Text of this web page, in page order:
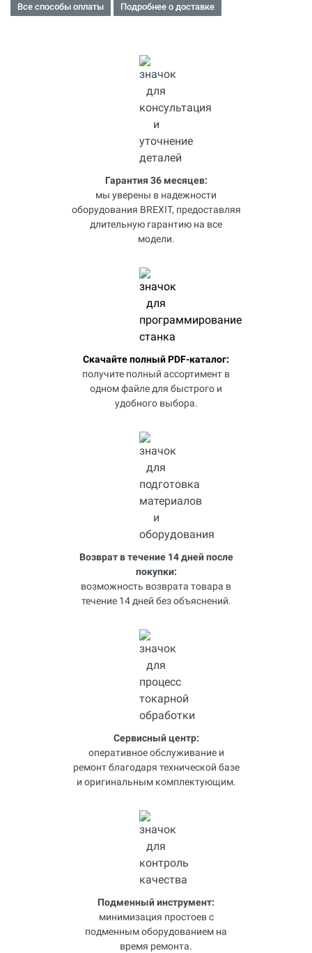
Все способы оплаты Подробнее о доставке
Гарантия 36 месяцев:
мы уверены в надежности
оборудования BREXIT, предоставляя
длительную гарантию на все
модели.
Скачайте полный PDF-каталог:
получите полный ассортимент в
одном файле для быстрого и
удобного выбора.
Возврат в течение 14 дней после
покупки:
возможность возврата товара в
течение 14 дней без объяснений.
Сервисный центр:
оперативное обслуживание и
ремонт благодаря технической базе
и оригинальным комплектующим.
Подменный инструмент:
минимизация простоев с
подменным оборудованием на
время ремонта.